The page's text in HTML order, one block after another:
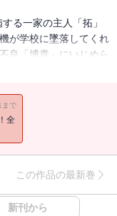
る一家の主人「拓」
が学校に墜落してくれ
良「博貴」にいじめら
な「拓」。 ある日、
けで起こった「博
… そこで「拓」が見
地獄の実体だった。
まで
全
この作品の最新巻
新刊から